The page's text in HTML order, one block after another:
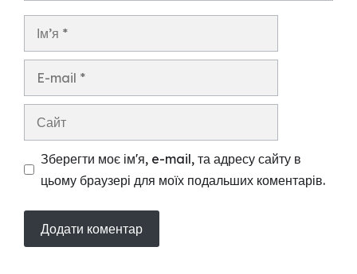
Зберегти моє ім'я, e-mail, та адресу сайту в
цьому браузері для моїх подальших коментарів.